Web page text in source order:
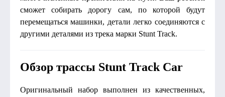
сможет собирать дорогу сам, по которой будут
перемещаться машинки, детали легко соединяются с
другими деталями из трека марки Stunt Track.
Обзор трассы Stunt Track Car
Оригинальный набор выполнен из качественных,